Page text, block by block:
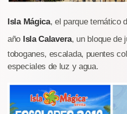
Isla Mágica, el parque temático
año Isla Calavera, un bloque de
toboganes, escalada, puentes
especiales de luz y agua.